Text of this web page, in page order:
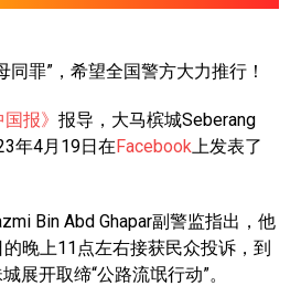
同罪”，希望全国警方大力推行！
国报》 报导，大马槟城Seberang
年4月19日在Facebook 上发表了
Bin Abd Ghapar副警监指出，他
晚上11点左右接获民众投诉，到
展开取缔“公路流氓行动”。